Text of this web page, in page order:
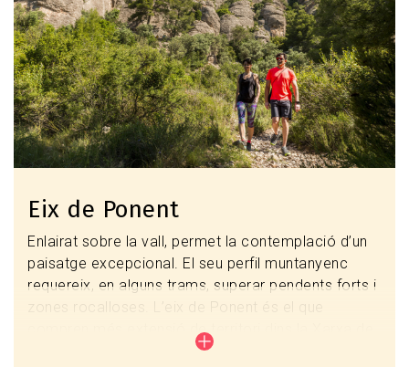
els eixos careners de Ponent i de Llevant.
Una oportunitat única per conèixer les arrels i els
secrets més ben guardats del Baix Llobregat!
Eix de Ponent
Enlairat sobre la vall, permet la contemplació d’un
paisatge excepcional. El seu perfil muntanyenc
requereix, en alguns trams, superar pendents forts i
zones rocalloses. L’eix de Ponent és el que
compren més extensió de territori dins la Xarxa de
senders del Baix Llobregat. El seu recorregut